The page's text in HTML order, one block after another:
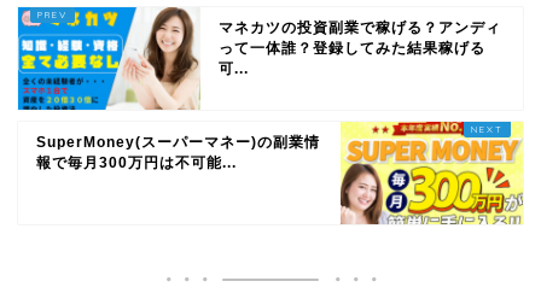
マネカツの投資副業で稼げる？アンディ
って一体誰？登録してみた結果稼げる
可...
SuperMoney(スーパーマネー)の副業情
報で毎月300万円は不可能...